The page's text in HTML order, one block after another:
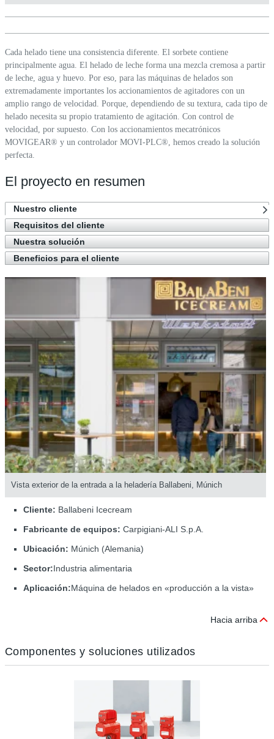
Cada helado tiene una consistencia diferente. El sorbete contiene
principalmente agua. El helado de leche forma una mezcla cremosa a partir
de leche, agua y huevo. Por eso, para las máquinas de helados son
extremadamente importantes los accionamientos de agitadores con un
amplio rango de velocidad. Porque, dependiendo de su textura, cada tipo de
helado necesita su propio tratamiento de agitación. Con control de
velocidad, por supuesto. Con los accionamientos mecatrónicos
MOVIGEAR® y un controlador MOVI-PLC®, hemos creado la solución
perfecta.
El proyecto en resumen
Nuestro cliente
Requisitos del cliente
Nuestra solución
Beneficios para el cliente
Vista exterior de la entrada a la heladería Ballabeni, Múnich
Cliente: Ballabeni Icecream
Fabricante de equipos: Carpigiani-ALI S.p.A.
Ubicación: Múnich (Alemania)
Sector:Industria alimentaria
Aplicación:Máquina de helados en «producción a la vista»
Hacia arriba
Componentes y soluciones utilizados